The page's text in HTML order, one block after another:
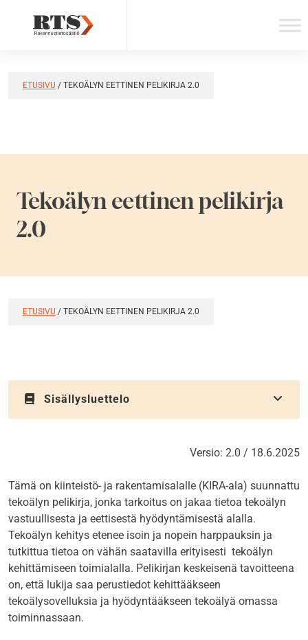
ETUSIVU / TEKOÄLYN EETTINEN PELIKIRJA 2.0
Tekoälyn eettinen pelikirja
2.0
ETUSIVU / TEKOÄLYN EETTINEN PELIKIRJA 2.0
Sisällysluettelo
Versio: 2.0 / 18.6.2025
Tämä on kiinteistö- ja rakentamisalalle (KIRA-ala) suunnattu
tekoälyn pelikirja, jonka tarkoitus on jakaa tietoa tekoälyn
vastuullisesta ja eettisestä hyödyntämisestä alalla.
Tekoälyn kehitys etenee isoin ja nopein harppauksin ja
tutkittua tietoa on vähän saatavilla erityisesti tekoälyn
kehittämiseen toimialalla. Pelikirjan keskeisenä tavoitteena
on, että lukija saa perustiedot kehittääkseen
tekoälysovelluksia ja hyödyntääkseen tekoälyä omassa
toiminnassaan.